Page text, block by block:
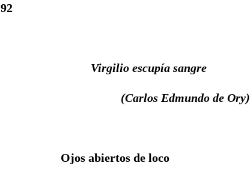
92
Virgilio escupía sangre
(Carlos Edmundo de Ory)
Ojos abiertos de loco